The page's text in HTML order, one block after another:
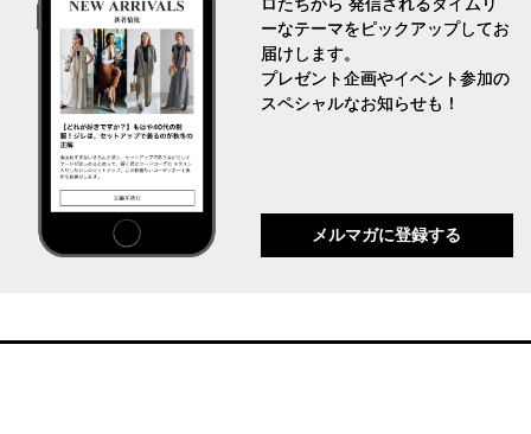
ロたちから 発信されるタイムリ
ーなテーマをピックアップしてお
届けします。
プレゼント企画やイベント参加の
スペシャルなお知らせも！
メルマガに登録する